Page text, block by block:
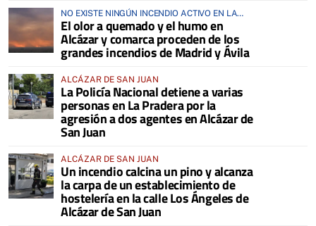
NO EXISTE NINGÚN INCENDIO ACTIVO EN LA
COMARCA
El olor a quemado y el humo en
Alcázar y comarca proceden de los
grandes incendios de Madrid y Ávila
ALCÁZAR DE SAN JUAN
La Policía Nacional detiene a varias
personas en La Pradera por la
agresión a dos agentes en Alcázar de
San Juan
ALCÁZAR DE SAN JUAN
Un incendio calcina un pino y alcanza
la carpa de un establecimiento de
hostelería en la calle Los Ángeles de
Alcázar de San Juan